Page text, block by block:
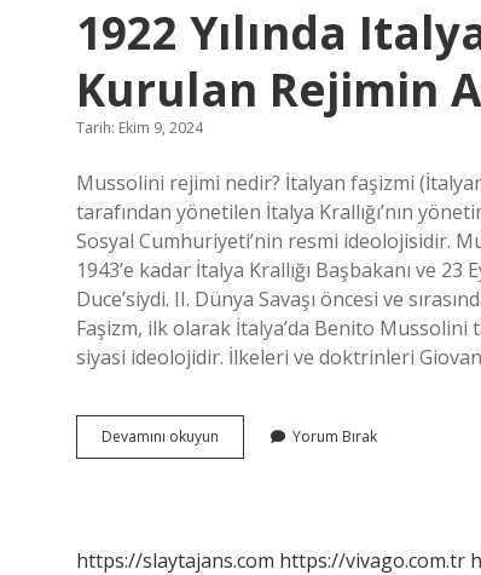
1922 Yılında
Kurulan Rejimin
Tarih: Ekim 9, 2024
Mussolini rejimi nedir? İtalyan faşizmi
tarafından yönetilen İtalya Krallığı’nın
Sosyal Cumhuriyeti’nin resmi ideolojisidir.
1943’e kadar İtalya Krallığı Başbakanı ve
Duce’siydi. II. Dünya Savaşı öncesi ve
Faşizm, ilk olarak İtalya’da Benito Mussolini
siyasi ideolojidir. İlkeleri ve doktrinleri
Devamını okuyun
Yılında
Rejimin
Yorum Bırak
https://slaytajans.com https://vivago.com.tr